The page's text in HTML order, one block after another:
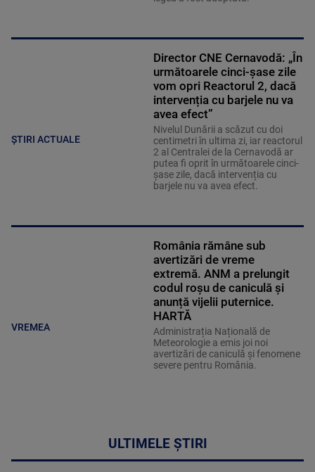
ȘTIRI ACTUALE
Director CNE Cernavodă: „În
următoarele cinci-șase zile
vom opri Reactorul 2, dacă
intervenția cu barjele nu va
avea efect”
Nivelul Dunării a scăzut cu doi
centimetri în ultima zi, iar reactorul
2 al Centralei de la Cernavodă ar
putea fi oprit în următoarele cinci-
șase zile, dacă intervenția cu
barjele nu va avea efect.
VREMEA
România rămâne sub
avertizări de vreme
extremă. ANM a prelungit
codul roșu de caniculă și
anunță vijelii puternice.
HARTĂ
Administrația Națională de
Meteorologie a emis joi noi
avertizări de caniculă și fenomene
severe pentru România.
ULTIMELE ȘTIRI